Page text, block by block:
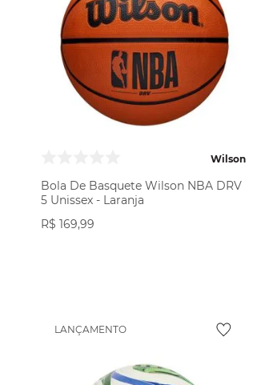
Wilson
Bola De Basquete Wilson NBA DRV
5 Unissex - Laranja
R$ 169,99
LANÇAMENTO